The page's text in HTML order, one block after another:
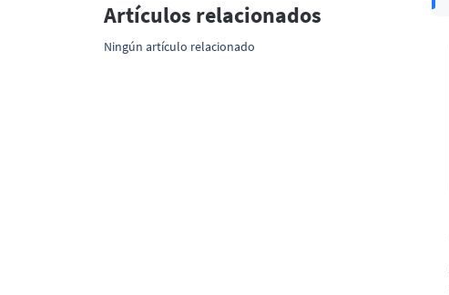
Artículos relacionados
Ningún artículo relacionado